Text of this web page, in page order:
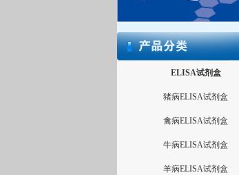
ELISA试剂盒
猪病ELISA试剂盒
禽病ELISA试剂盒
牛病ELISA试剂盒
羊病ELISA试剂盒